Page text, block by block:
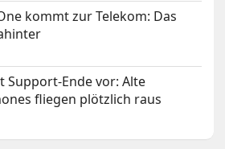
kommt zur Telekom: Das
Support-Ende vor: Alte
fliegen plötzlich raus